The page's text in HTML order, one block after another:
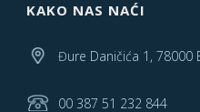
KAKO NAS NAĆI
Đure Daničića 1, 78000
00 387 51 232 844